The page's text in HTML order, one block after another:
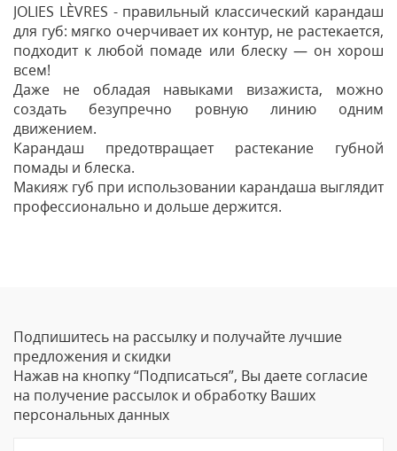
JOLIES LÈVRES - правильный классический карандаш
для губ: мягко очерчивает их контур, не растекается,
подходит к любой помаде или блеску — он хорош
всем!
Даже не обладая навыками визажиста, можно
создать безупречно ровную линию одним
движением.
Карандаш предотвращает растекание губной
помады и блеска.
Макияж губ при использовании карандаша выглядит
профессионально и дольше держится.
Ваше Имя
Email
Подпишитесь на рассылку и получайте лучшие
предложения и скидки
Нажав на кнопку “Подписаться”, Вы даете согласие
на получение рассылок и обработку Ваших
персональных данных